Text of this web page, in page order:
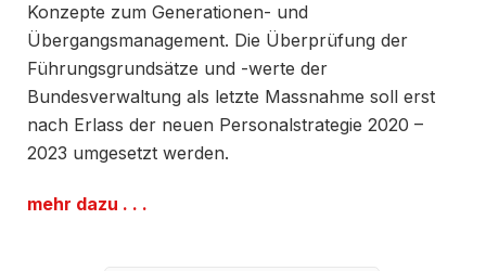
Konzepte zum Generationen- und
Übergangsmanagement. Die Überprüfung der
Führungsgrundsätze und -werte der
Bundesverwaltung als letzte Massnahme soll erst
nach Erlass der neuen Personalstrategie 2020 –
2023 umgesetzt werden.
mehr dazu . . .